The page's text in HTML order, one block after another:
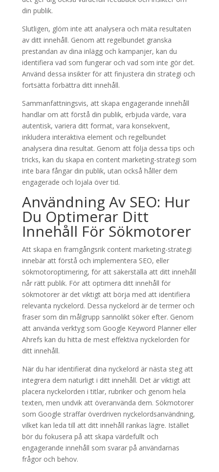
din publik.
Slutligen, glöm inte att analysera och mäta resultaten
av ditt innehåll. Genom att regelbundet granska
prestandan av dina inlägg och kampanjer, kan du
identifiera vad som fungerar och vad som inte gör det.
Använd dessa insikter för att finjustera din strategi och
fortsätta förbättra ditt innehåll.
Sammanfattningsvis, att skapa engagerande innehåll
handlar om att förstå din publik, erbjuda värde, vara
autentisk, variera ditt format, vara konsekvent,
inkludera interaktiva element och regelbundet
analysera dina resultat. Genom att följa dessa tips och
tricks, kan du skapa en content marketing-strategi som
inte bara fångar din publik, utan också håller dem
engagerade och lojala över tid.
Användning Av SEO: Hur
Du Optimerar Ditt
Innehåll För Sökmotorer
Att skapa en framgångsrik content marketing-strategi
innebär att förstå och implementera SEO, eller
sökmotoroptimering, för att säkerställa att ditt innehåll
når rätt publik. För att optimera ditt innehåll för
sökmotorer är det viktigt att börja med att identifiera
relevanta nyckelord. Dessa nyckelord är de termer och
fraser som din målgrupp sannolikt söker efter. Genom
att använda verktyg som Google Keyword Planner eller
Ahrefs kan du hitta de mest effektiva nyckelorden för
ditt innehåll.
När du har identifierat dina nyckelord är nästa steg att
integrera dem naturligt i ditt innehåll. Det är viktigt att
placera nyckelorden i titlar, rubriker och genom hela
texten, men undvik att överanvända dem. Sökmotorer
som Google straffar överdriven nyckelordsanvändning,
vilket kan leda till att ditt innehåll rankas lägre. Istället
bör du fokusera på att skapa värdefullt och
engagerande innehåll som svarar på användarnas
frågor och behov.